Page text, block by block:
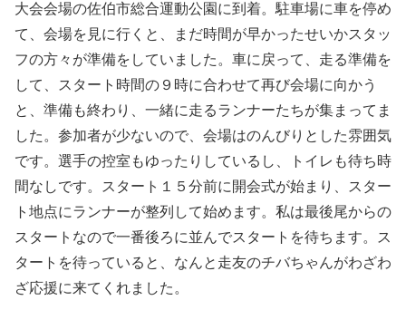
大会会場の佐伯市総合運動公園に到着。駐車場に車を停め
て、会場を見に行くと、まだ時間が早かったせいかスタッ
フの方々が準備をしていました。車に戻って、走る準備を
して、スタート時間の９時に合わせて再び会場に向かう
と、準備も終わり、一緒に走るランナーたちが集まってま
した。参加者が少ないので、会場はのんびりとした雰囲気
です。選手の控室もゆったりしているし、トイレも待ち時
間なしです。スタート１５分前に開会式が始まり、スター
ト地点にランナーが整列して始めます。私は最後尾からの
スタートなので一番後ろに並んでスタートを待ちます。ス
タートを待っていると、なんと走友のチバちゃんがわざわ
ざ応援に来てくれました。